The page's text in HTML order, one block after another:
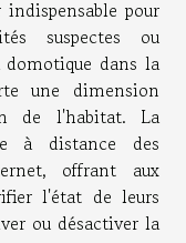
pour
suspectes ou
dans la
une dimension
de l'habitat. La
à distance des
offrant aux
l'état de leurs
ou désactiver la